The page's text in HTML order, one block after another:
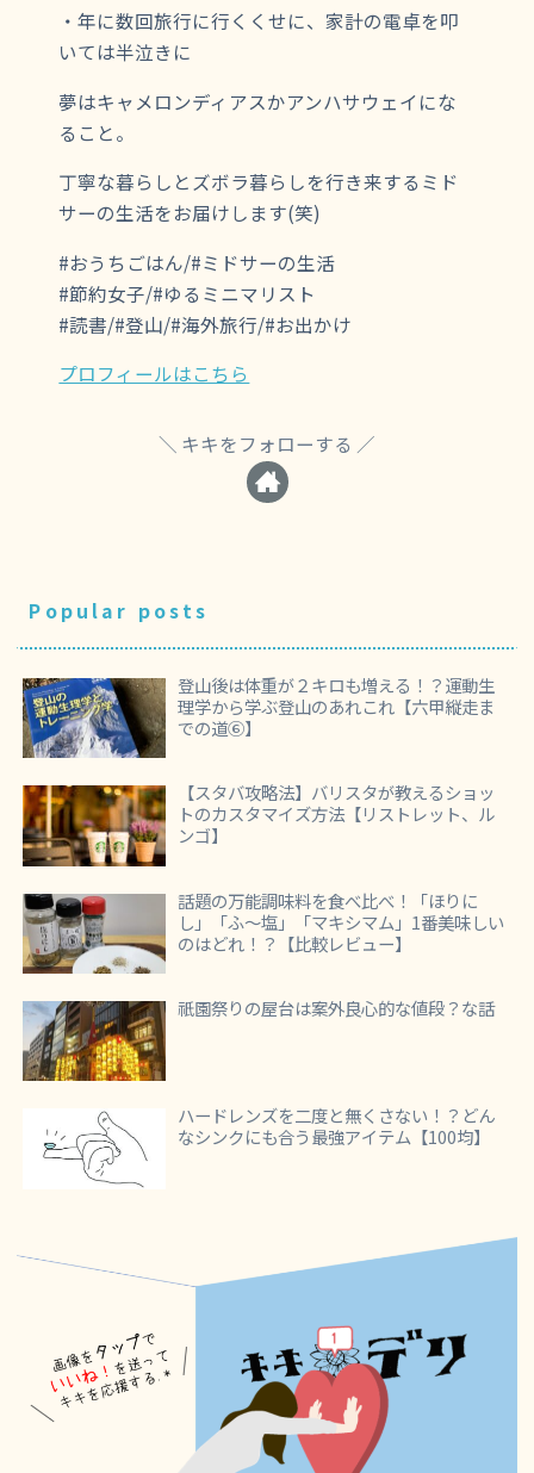
・年に数回旅行に行くくせに、家計の電卓を叩
いては半泣きに
夢はキャメロンディアスかアンハサウェイにな
ること。
丁寧な暮らしとズボラ暮らしを行き来するミド
サーの生活をお届けします(笑)
#おうちごはん/#ミドサーの生活
#節約女子/#ゆるミニマリスト
#読書/#登山/#海外旅行/#お出かけ
プロフィールはこちら
キキをフォローする
Popular posts
登山後は体重が２キロも増える！？運動生
理学から学ぶ登山のあれこれ【六甲縦走ま
での道⑥】
【スタバ攻略法】バリスタが教えるショッ
トのカスタマイズ方法【リストレット、ル
ンゴ】
話題の万能調味料を食べ比べ！「ほりに
し」「ふ～塩」「マキシマム」1番美味しい
のはどれ！？【比較レビュー】
祇園祭りの屋台は案外良心的な値段？な話
ハードレンズを二度と無くさない！？どん
なシンクにも合う最強アイテム【100均】